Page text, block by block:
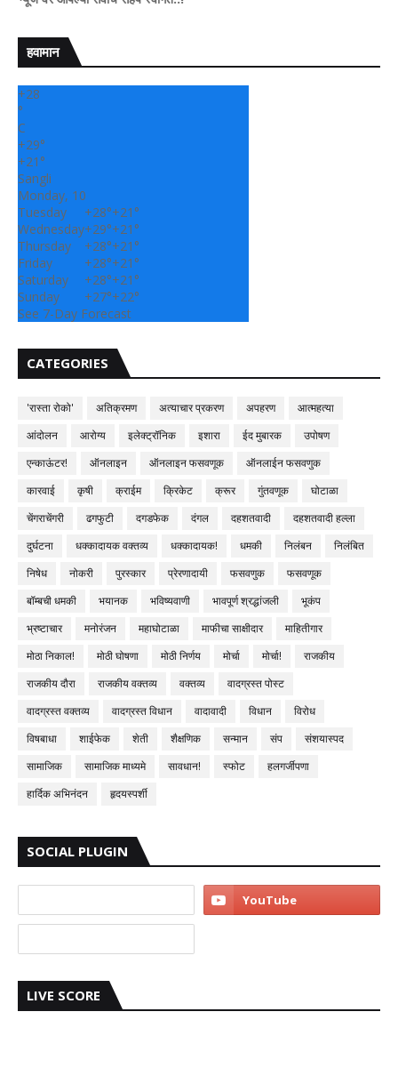
हवामान
+28
°
C
+29°
+21°
Sangli
Monday, 10
Tuesday
+28°+21°
Wednesday+29°+21°
Thursday
+28°+21°
Friday
+28°+21°
Saturday
+28°+21°
Sunday
+27°+22°
See 7-Day Forecast
CATEGORIES
'रास्ता रोको' अतिक्रमण अत्याचार प्रकरण अपहरण
आत्महत्या
आंदोलन
आरोग्य इलेक्ट्रॉनिक इशारा ईद मुबारक
उपोषण
एन्काऊंटर!
ऑनलाइन ऑनलाइन फसवणूक
ऑनलाईन फसवणुक
कारवाई
कृषी क्राईम क्रिकेट क्रूर गुंतवणूक
घोटाळा
चेंगराचेंगरी
ढगफुटी दगडफेक दंगल दहशतवादी
दहशतवादी हल्ला
दुर्घटना
धक्कादायक वक्तव्य धक्कादायक! धमकी निलंबन
निलंबित
निषेध
नोकरी पुरस्कार प्रेरणादायी फसवणुक
फसवणूक
बॉम्बची धमकी
भयानक भविष्यवाणी भावपूर्ण श्रद्धांजली
भूकंप
भ्रष्टाचार
मनोरंजन महाघोटाळा माफीचा साक्षीदार
माहितीगार
मोठा निकाल!
मोठी घोषणा मोठी निर्णय मोर्चा मोर्चा!
राजकीय
राजकीय दौरा
राजकीय वक्तव्य वक्तव्य
वादग्रस्त पोस्ट
वादग्रस्त वक्तव्य
वादग्रस्त विधान वादावादी विधान
विरोध
विषबाधा
शाईफेक शेती शैक्षणिक सन्मान संप
संशयास्पद
सामाजिक
सामाजिक माध्यमे सावधान! स्फोट
हलगर्जीपणा
हार्दिक अभिनंदन
हृदयस्पर्शी
SOCIAL PLUGIN
LIVE SCORE